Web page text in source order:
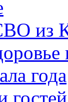
из
года